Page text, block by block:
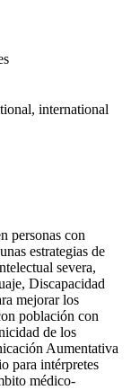
international
personas con
estrategias de
severa,
Discapacidad
mejorar los
población con
de los
Aumentativa
para intérpretes
médico-